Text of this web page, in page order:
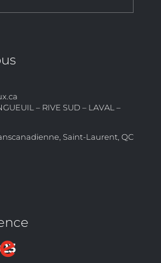
– RIVE SUD – LAVAL –
Saint-Laurent, QC